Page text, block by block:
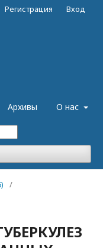
Архивы О нас
Регистрация Вход
/